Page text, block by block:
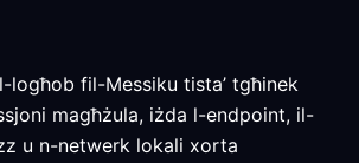
logħob fil-Messiku tista’ tgħinek
magħżula, iżda l-endpoint, il-
u n-netwerk lokali xorta